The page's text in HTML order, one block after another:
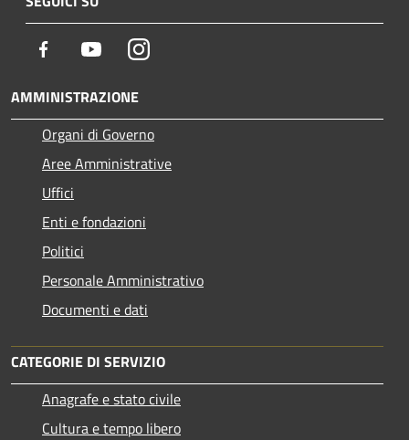
Facebook YoutubeInstagram
AMMINISTRAZIONE
Organi di Governo
Aree Amministrative
Uffici
Enti e fondazioni
Politici
Personale Amministrativo
Documenti e dati
CATEGORIE DI SERVIZIO
Anagrafe e stato civile
Cultura e tempo libero